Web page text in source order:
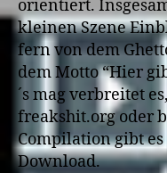
orientiert.
kleinen Szene
fern von dem
dem Motto “Hier
´s mag verbreitet
freakshit.org oder
Compilation gibt
Download.